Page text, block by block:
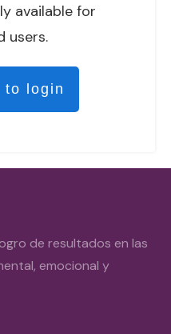
available for
users.
to login
de resultados en las
emocional y